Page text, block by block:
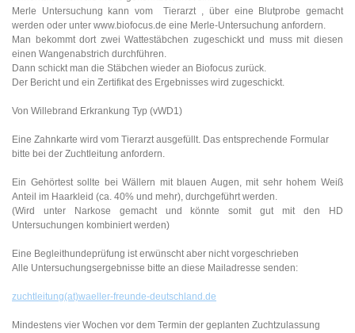
Merle Untersuchung kann vom Tierarzt , über eine Blutprobe gemacht
werden oder unter www.biofocus.de eine Merle-Untersuchung anfordern.
Man bekommt dort zwei Wattestäbchen zugeschickt und muss mit diesen
einen Wangenabstrich durchführen.
Dann schickt man die Stäbchen wieder an Biofocus zurück.
Der Bericht und ein Zertifikat des Ergebnisses wird zugeschickt.
Von Willebrand Erkrankung Typ (vWD1)
Eine Zahnkarte wird vom Tierarzt ausgefüllt. Das entsprechende Formular
bitte bei der Zuchtleitung anfordern.
Ein Gehörtest sollte bei Wällern mit blauen Augen, mit sehr hohem Weiß
Anteil im Haarkleid (ca. 40% und mehr), durchgeführt werden.
(Wird unter Narkose gemacht und könnte somit gut mit den HD
Untersuchungen kombiniert werden)
Eine Begleithundeprüfung ist erwünscht aber nicht vorgeschrieben
Alle Untersuchungsergebnisse bitte an diese Mailadresse senden:
zuchtleitung(at)waeller-freunde-deutschland.de
Mindestens vier Wochen vor dem Termin der geplanten Zuchtzulassung